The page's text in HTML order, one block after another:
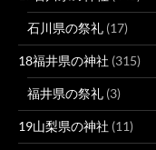
石川県の祭礼 (17)
18福井県の神社 (315)
福井県の祭礼 (3)
19山梨県の神社 (11)